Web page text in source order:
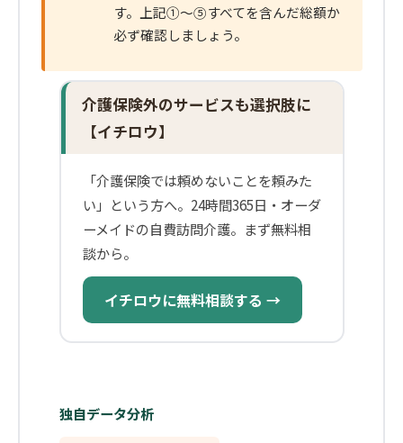
す。上記①〜⑤すべてを含んだ総額か
必ず確認しましょう。
介護保険外のサービスも選択肢に
【イチロウ】
「介護保険では頼めないことを頼みた
い」という方へ。24時間365日・オーダ
ーメイドの自費訪問介護。まず無料相
談から。
イチロウに無料相談する →
独自データ分析